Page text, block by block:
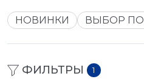
НОВИНКИ ВЫБОР
ФИЛЬТРЫ 1